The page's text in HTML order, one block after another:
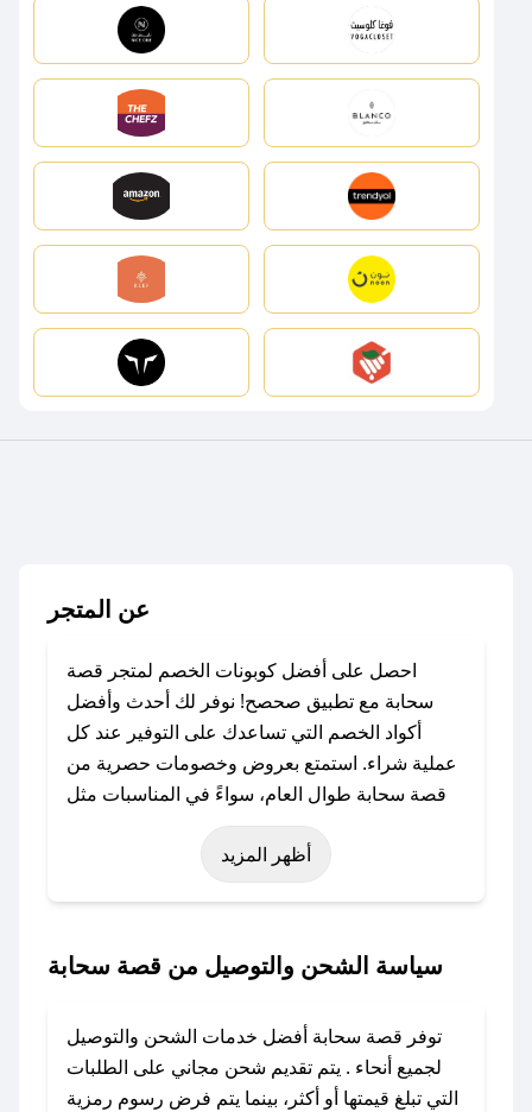
عن المتجر
احصل على أفضل كوبونات الخصم لمتجر قصة
سحابة مع تطبيق صحصح! نوفر لك أحدث وأفضل
أكواد الخصم التي تساعدك على التوفير عند كل
عملية شراء. استمتع بعروض وخصومات حصرية من
قصة سحابة طوال العام، سواءً في المناسبات مثل
عيد الفطر، عيد الأضحى، الجمعة البيضاء (شهر
نوفمبر)، رمضان، اليوم الوطني، يوم التأسيس، أو
حتى عروض خاصة أخرى.
باستخدام تطبيق صحصح، يمكنك العثور بسهولة على
تواصل معنا عبر تويتر أو البريد الإلكتروني لإضافته
بسرعة.
أظهر المزيد
سياسة الشحن والتوصيل من قصة سحابة
توفر قصة سحابة أفضل خدمات الشحن والتوصيل
لجميع أنحاء . يتم تقديم شحن مجاني على الطلبات
التي تبلغ قيمتها أو أكثر، بينما يتم فرض رسوم رمزية